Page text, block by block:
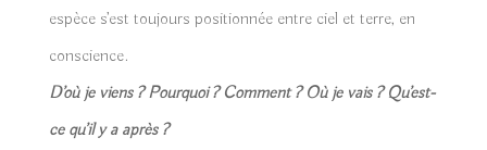
espèce s’est toujours positionnée entre ciel et terre, en
conscience.
D’où je viens ? Pourquoi ? Comment ? Où je vais ? Qu’est-
ce qu’il y a après ?